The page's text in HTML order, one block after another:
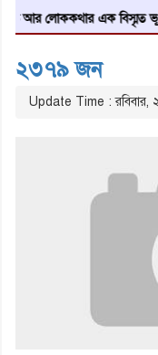
আর লোককথার এক বিস্মৃত ভূখণ্ড
২৩৭৯ জন
Update Time : রবিবার,